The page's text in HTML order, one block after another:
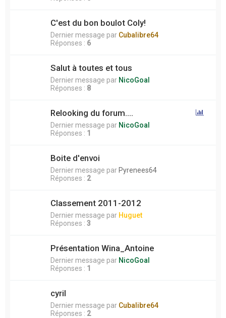
C'est du bon boulot Coly!
Dernier message par Cubalibre64
Réponses : 6
Salut à toutes et tous
Dernier message par NicoGoal
Réponses : 8
Relooking du forum....
Dernier message par NicoGoal
Réponses : 1
Boite d'envoi
Dernier message par Pyrenees64
Réponses : 2
Classement 2011-2012
Dernier message par Huguet
Réponses : 3
Présentation Wina_Antoine
Dernier message par NicoGoal
Réponses : 1
cyril
Dernier message par Cubalibre64
Réponses : 2